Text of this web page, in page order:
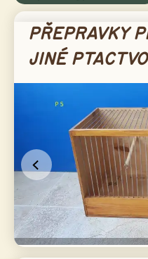
PŘEPRAVKY
JINÉ PTACTVO